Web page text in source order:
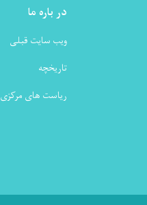
در باره ما
ویب سایت قبلی
تاریخچه
ریاست های مرکزی